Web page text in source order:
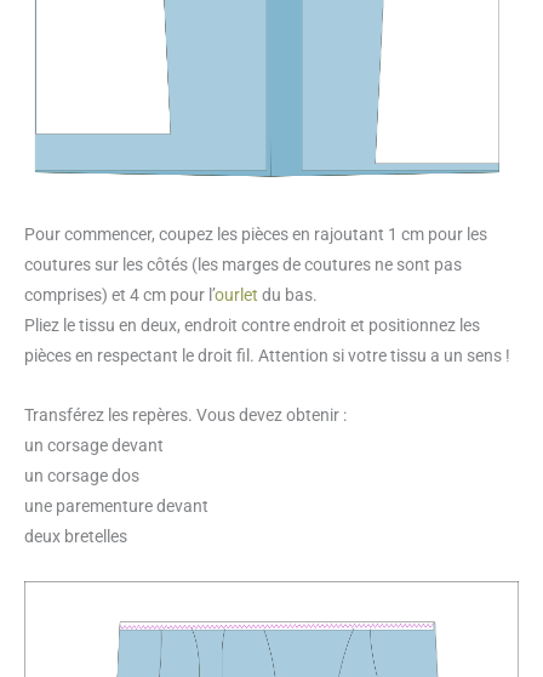
Pour commencer, coupez les pièces en rajoutant 1 cm pour les
coutures sur les côtés (les marges de coutures ne sont pas
comprises) et 4 cm pour l’ourlet du bas.
Pliez le tissu en deux, endroit contre endroit et positionnez les
pièces en respectant le droit fil. Attention si votre tissu a un sens !
Transférez les repères. Vous devez obtenir :
un corsage devant
un corsage dos
une parementure devant
deux bretelles